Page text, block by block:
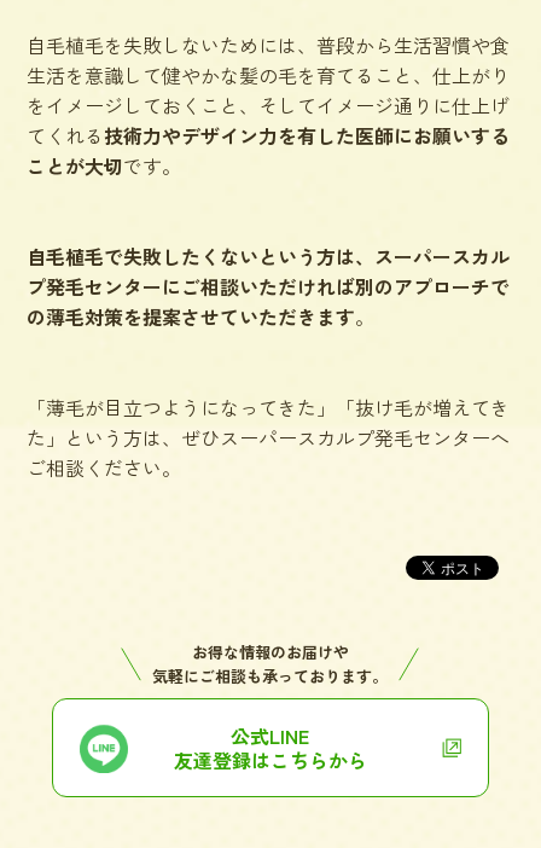
自毛植毛を失敗しないためには、普段から生活習慣や食
生活を意識して健やかな髪の毛を育てること、仕上がり
をイメージしておくこと、そしてイメージ通りに仕上げ
てくれる技術力やデザイン力を有した医師にお願いする
ことが大切です。
自毛植毛で失敗したくないという方は、スーパースカル
プ発毛センターにご相談いただければ別のアプローチで
の薄毛対策を提案させていただきます。
「薄毛が目立つようになってきた」「抜け毛が増えてき
た」という方は、ぜひスーパースカルプ発毛センターへ
ご相談ください。
お得な情報のお届けや
気軽にご相談も承っております。
公式LINE
友達登録はこちらから